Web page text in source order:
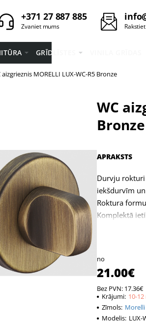
+371 27 887 885
Zvaniet mums
GRĪDLĪSTES
aizgrieznis MORELLI LUX-WC-R5 Bronze
WC
Bronze
APRAKSTS
Durvju rokturi
iekšdurvīm
Roktura
Komplektā
no
21.00€
Bez PVN: 17.36€
Krājumi: 10-
Zīmols: Morelli
Modelis: LUX-